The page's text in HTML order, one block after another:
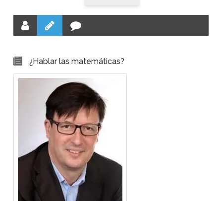
¿Hablar las matemáticas?